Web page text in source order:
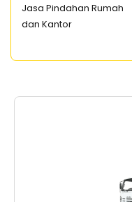
Jasa Pindahan Rumah
dan Kantor